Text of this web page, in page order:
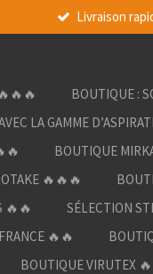
Livraison
BOUTIQUE :
LA GAMME
BOUTIQUE
🔥🔥🔥
🔥🔥
SÉLECTION
🔥🔥
BOUTIQUE VIRUTEX